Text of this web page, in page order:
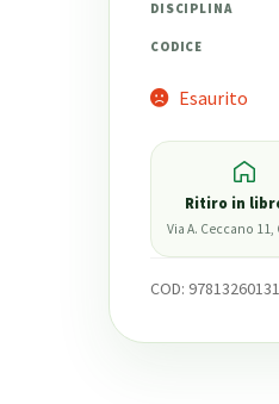
DISCIPLINA
CODICE
Esaurito
Ritiro in
Via A. Ceccano 11,
COD: